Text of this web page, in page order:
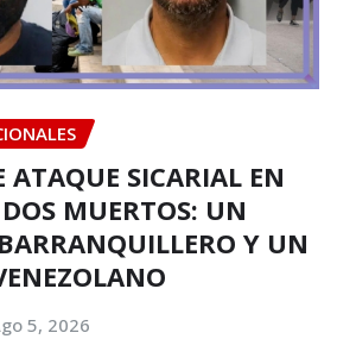
SICARIAL EN
MUERTOS: UN
Y UN
5, 2026